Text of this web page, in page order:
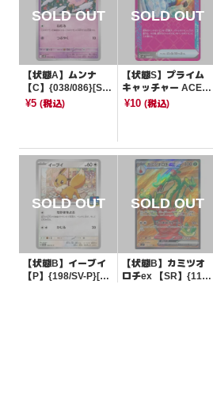
【状態A】ムンナ
【C】{038/086}[SV1
1B]
¥5 (税込)
【状態S】プライム
キャッチャー ACE仕
様【-】{013/021}[M
¥10(税込)
【状態B】イーブイ
【P】{198/SV-P}[PR
【状態B】カミツオ
ロチex 【SR】{115/